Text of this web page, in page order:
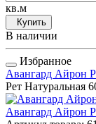
кв.м
Купить
В наличии
Избранное
Авангард Айрон
Рет Натуральная
Авангард Айрон